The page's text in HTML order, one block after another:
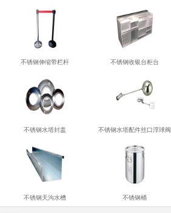
不锈钢伸缩带栏杆 不锈钢收银台柜台
不锈钢水塔封盖 不锈钢水塔配件丝口浮球阀
不锈钢天沟水槽 不锈钢桶